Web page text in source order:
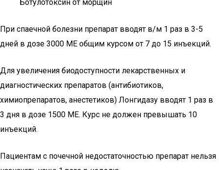
Ботулотоксин от морщин
При спаечной болезни препарат вводят в/м 1 раз в 3-5
дней в дозе 3000 МЕ общим курсом от 7 до 15 инъекций.
Для увеличения биодоступности лекарственных и
диагностических препаратов (антибиотиков,
химиопрепаратов, анестетиков) Лонгидазу вводят 1 раз в
3 дня в дозе 1500 МЕ. Курс не должен превышать 10
инъекций.
Пациентам с почечной недостаточностью препарат нельзя